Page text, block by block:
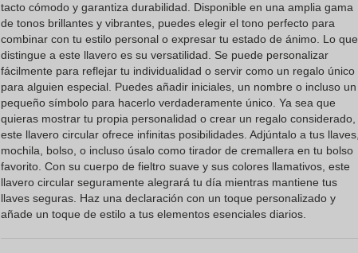
tacto cómodo y garantiza durabilidad. Disponible en una amplia gama
de tonos brillantes y vibrantes, puedes elegir el tono perfecto para
combinar con tu estilo personal o expresar tu estado de ánimo. Lo que
distingue a este llavero es su versatilidad. Se puede personalizar
fácilmente para reflejar tu individualidad o servir como un regalo único
para alguien especial. Puedes añadir iniciales, un nombre o incluso un
pequeño símbolo para hacerlo verdaderamente único. Ya sea que
quieras mostrar tu propia personalidad o crear un regalo considerado,
este llavero circular ofrece infinitas posibilidades. Adjúntalo a tus llaves,
mochila, bolso, o incluso úsalo como tirador de cremallera en tu bolso
favorito. Con su cuerpo de fieltro suave y sus colores llamativos, este
llavero circular seguramente alegrará tu día mientras mantiene tus
llaves seguras. Haz una declaración con un toque personalizado y
añade un toque de estilo a tus elementos esenciales diarios.